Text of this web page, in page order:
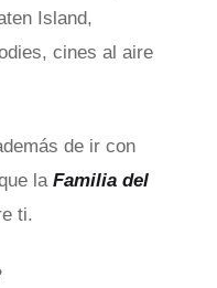
Island,
cines al aire
de ir con
la Familia del
ti.